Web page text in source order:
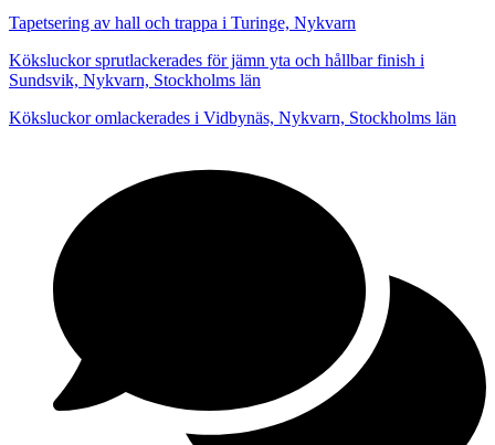
Tapetsering av hall och trappa i Turinge, Nykvarn
Köksluckor sprutlackerades för jämn yta och hållbar finish i
Sundsvik, Nykvarn, Stockholms län
Köksluckor omlackerades i Vidbynäs, Nykvarn, Stockholms län